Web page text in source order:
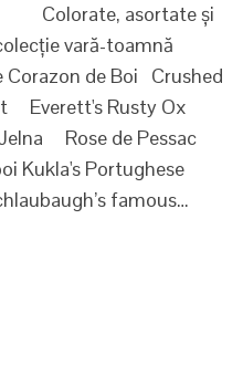
Colorate, asortate și
vară-toamnă
Corazon de Boi Crushed
Everett's Rusty Ox
Rose de Pessac
Kukla's Portughese
famous…